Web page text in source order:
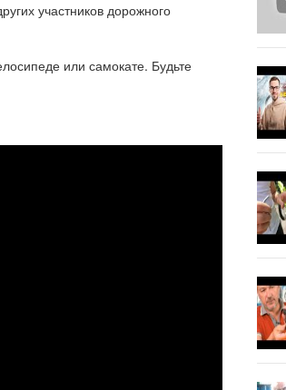
участников дорожного
или самокате. Будьте